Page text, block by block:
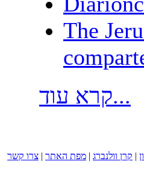
The
קרא עוד...
| קרן וולנברג | מפת האתר | צרו קשר